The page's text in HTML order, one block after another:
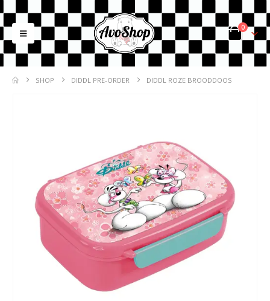
0
SHOP DIDDL PRE-ORDER DIDDL ROZE BROODDOOS